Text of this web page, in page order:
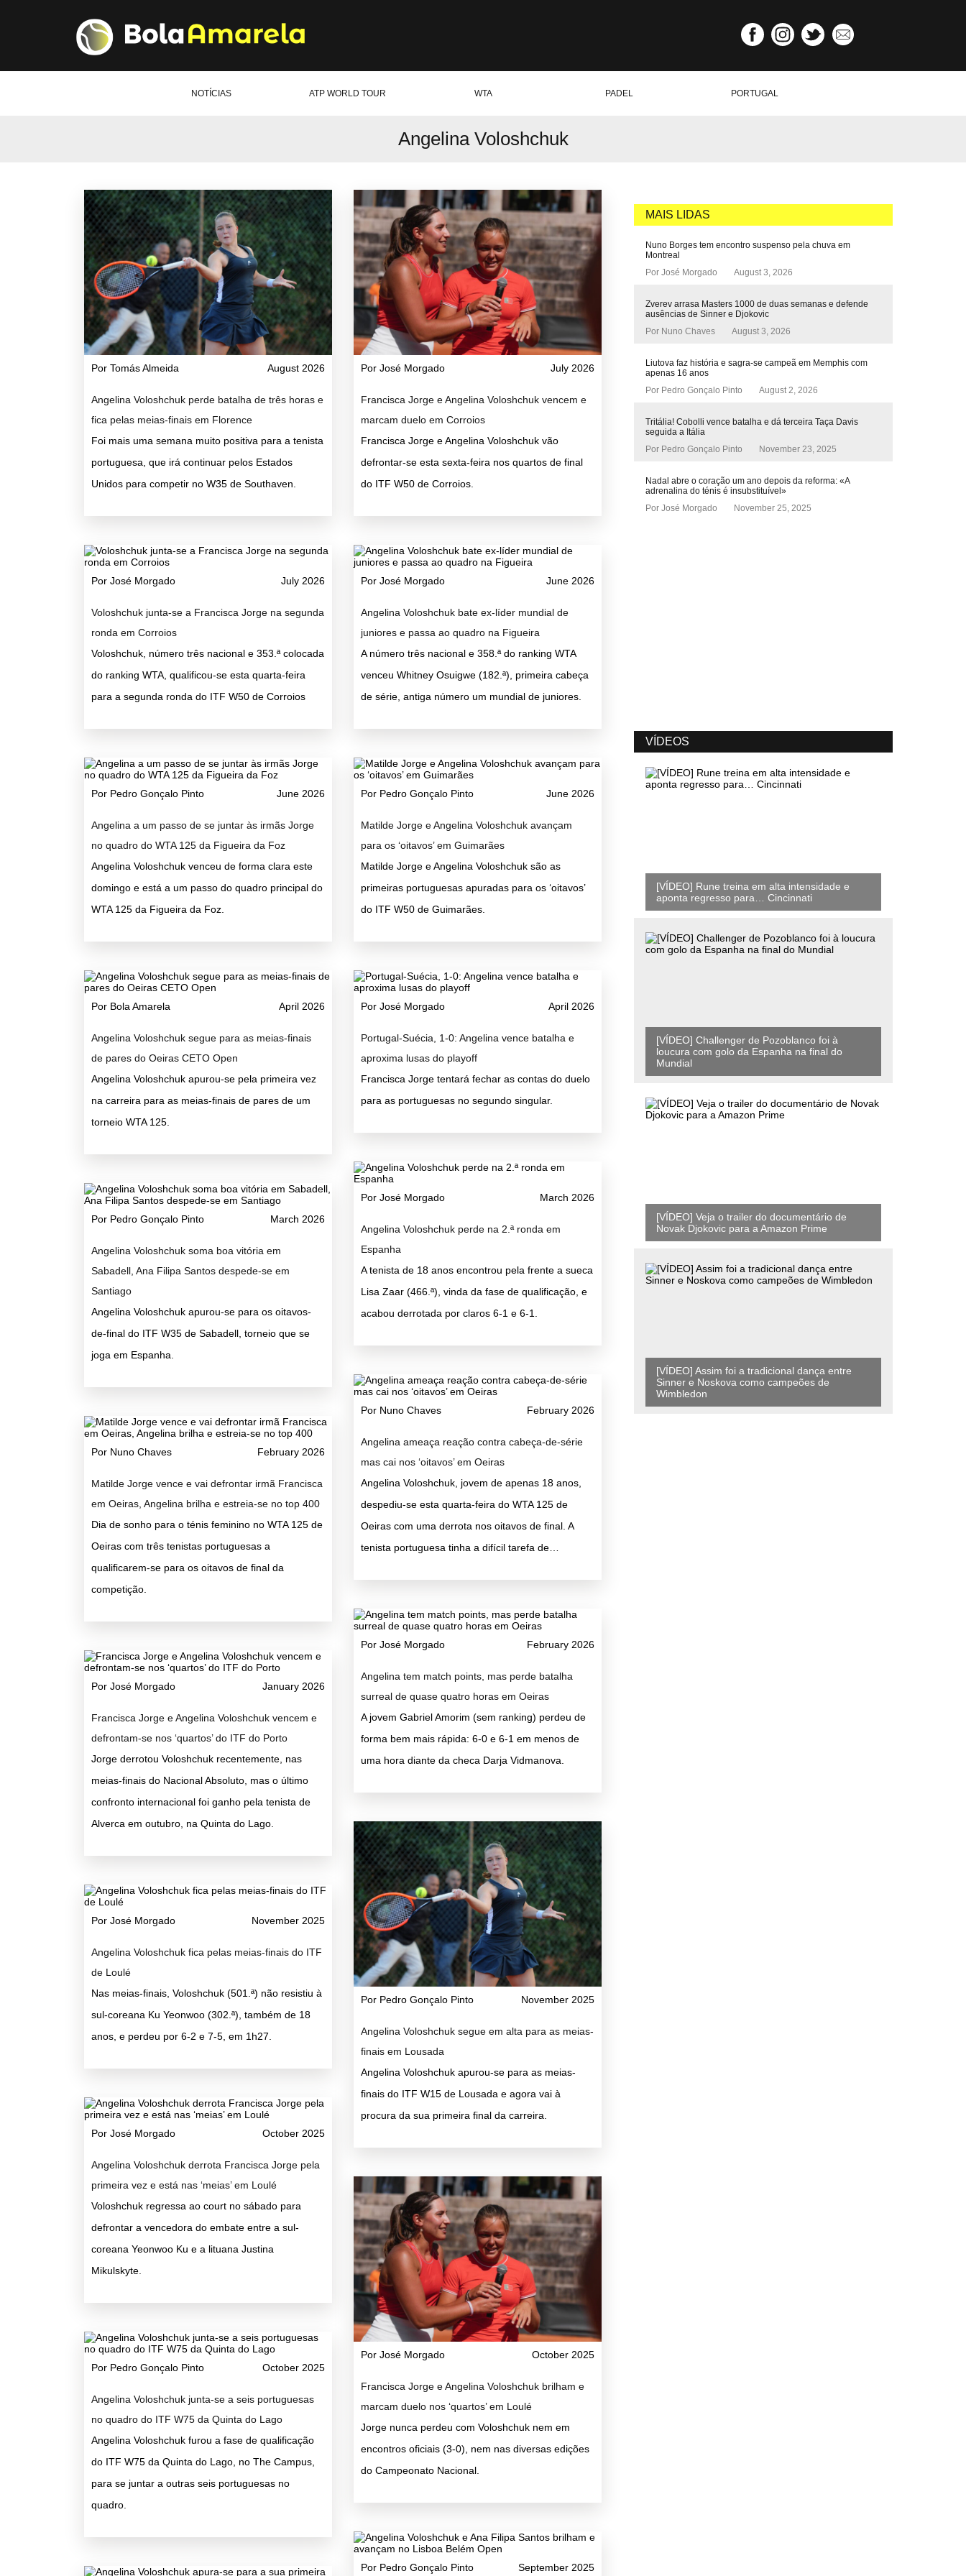
NOTÍCIAS ATP WORLD TOUR WTA PADEL PORTUGAL
Angelina Voloshchuk
Por Tomás Almeida August 2026
Angelina Voloshchuk perde batalha de três horas e
fica pelas meias-finais em Florence
Foi mais uma semana muito positiva para a tenista
portuguesa, que irá continuar pelos Estados
Unidos para competir no W35 de Southaven.
Por José Morgado July 2026
Francisca Jorge e Angelina Voloshchuk vencem e
marcam duelo em Corroios
Francisca Jorge e Angelina Voloshchuk vão
defrontar-se esta sexta-feira nos quartos de final
do ITF W50 de Corroios.
Por José Morgado July 2026
Voloshchuk junta-se a Francisca Jorge na segunda
ronda em Corroios
Voloshchuk, número três nacional e 353.ª colocada
do ranking WTA, qualificou-se esta quarta-feira
para a segunda ronda do ITF W50 de Corroios
Por José Morgado June 2026
Angelina Voloshchuk bate ex-líder mundial de
juniores e passa ao quadro na Figueira
A número três nacional e 358.ª do ranking WTA
venceu Whitney Osuigwe (182.ª), primeira cabeça
de série, antiga número um mundial de juniores.
Por Pedro Gonçalo Pinto June 2026
Angelina a um passo de se juntar às irmãs Jorge
no quadro do WTA 125 da Figueira da Foz
Angelina Voloshchuk venceu de forma clara este
domingo e está a um passo do quadro principal do
WTA 125 da Figueira da Foz.
Por Pedro Gonçalo Pinto June 2026
Matilde Jorge e Angelina Voloshchuk avançam
para os ‘oitavos’ em Guimarães
Matilde Jorge e Angelina Voloshchuk são as
primeiras portuguesas apuradas para os ‘oitavos’
do ITF W50 de Guimarães.
Por Bola Amarela April 2026
Angelina Voloshchuk segue para as meias-finais
de pares do Oeiras CETO Open
Angelina Voloshchuk apurou-se pela primeira vez
na carreira para as meias-finais de pares de um
torneio WTA 125.
Por José Morgado April 2026
Portugal-Suécia, 1-0: Angelina vence batalha e
aproxima lusas do playoff
Francisca Jorge tentará fechar as contas do duelo
para as portuguesas no segundo singular.
Por José Morgado March 2026
Angelina Voloshchuk perde na 2.ª ronda em
Espanha
A tenista de 18 anos encontrou pela frente a sueca
Lisa Zaar (466.ª), vinda da fase de qualificação, e
acabou derrotada por claros 6-1 e 6-1.
Por Pedro Gonçalo Pinto March 2026
Angelina Voloshchuk soma boa vitória em
Sabadell, Ana Filipa Santos despede-se em
Santiago
Angelina Voloshchuk apurou-se para os oitavos-
de-final do ITF W35 de Sabadell, torneio que se
joga em Espanha.
Por Nuno Chaves February 2026
Angelina ameaça reação contra cabeça-de-série
mas cai nos ‘oitavos’ em Oeiras
Angelina Voloshchuk, jovem de apenas 18 anos,
despediu-se esta quarta-feira do WTA 125 de
Oeiras com uma derrota nos oitavos de final. A
tenista portuguesa tinha a difícil tarefa de…
Por Nuno Chaves February 2026
Matilde Jorge vence e vai defrontar irmã Francisca
em Oeiras, Angelina brilha e estreia-se no top 400
Dia de sonho para o ténis feminino no WTA 125 de
Oeiras com três tenistas portuguesas a
qualificarem-se para os oitavos de final da
competição.
Por José Morgado February 2026
Angelina tem match points, mas perde batalha
surreal de quase quatro horas em Oeiras
A jovem Gabriel Amorim (sem ranking) perdeu de
forma bem mais rápida: 6-0 e 6-1 em menos de
uma hora diante da checa Darja Vidmanova.
Por José Morgado January 2026
Francisca Jorge e Angelina Voloshchuk vencem e
defrontam-se nos ‘quartos’ do ITF do Porto
Jorge derrotou Voloshchuk recentemente, nas
meias-finais do Nacional Absoluto, mas o último
confronto internacional foi ganho pela tenista de
Alverca em outubro, na Quinta do Lago.
Por Pedro Gonçalo Pinto November 2025
Angelina Voloshchuk segue em alta para as meias-
finais em Lousada
Angelina Voloshchuk apurou-se para as meias-
finais do ITF W15 de Lousada e agora vai à
procura da sua primeira final da carreira.
Por José Morgado November 2025
Angelina Voloshchuk fica pelas meias-finais do ITF
de Loulé
Nas meias-finais, Voloshchuk (501.ª) não resistiu à
sul-coreana Ku Yeonwoo (302.ª), também de 18
anos, e perdeu por 6-2 e 7-5, em 1h27.
Por José Morgado October 2025
Angelina Voloshchuk derrota Francisca Jorge pela
primeira vez e está nas ‘meias’ em Loulé
Voloshchuk regressa ao court no sábado para
defrontar a vencedora do embate entre a sul-
coreana Yeonwoo Ku e a lituana Justina
Mikulskyte.
Por José Morgado October 2025
Francisca Jorge e Angelina Voloshchuk brilham e
marcam duelo nos ‘quartos’ em Loulé
Jorge nunca perdeu com Voloshchuk nem em
encontros oficiais (3-0), nem nas diversas edições
do Campeonato Nacional.
Por Pedro Gonçalo Pinto October 2025
Angelina Voloshchuk junta-se a seis portuguesas
no quadro do ITF W75 da Quinta do Lago
Angelina Voloshchuk furou a fase de qualificação
do ITF W75 da Quinta do Lago, no The Campus,
para se juntar a outras seis portuguesas no
quadro.
Por Pedro Gonçalo Pinto September 2025
MAIS LIDAS
Nuno Borges tem encontro suspenso pela chuva em
Montreal
Por José Morgado August 3, 2026
Zverev arrasa Masters 1000 de duas semanas e defende
ausências de Sinner e Djokovic
Por Nuno Chaves August 3, 2026
Liutova faz história e sagra-se campeã em Memphis com
apenas 16 anos
Por Pedro Gonçalo Pinto August 2, 2026
Tritália! Cobolli vence batalha e dá terceira Taça Davis
seguida a Itália
Por Pedro Gonçalo Pinto November 23, 2025
Nadal abre o coração um ano depois da reforma: «A
adrenalina do ténis é insubstituível»
Por José Morgado November 25, 2025
VÍDEOS
[VÍDEO] Rune treina em alta intensidade e
aponta regresso para… Cincinnati
[VÍDEO] Challenger de Pozoblanco foi à
loucura com golo da Espanha na final do
Mundial
[VÍDEO] Veja o trailer do documentário de
Novak Djokovic para a Amazon Prime
[VÍDEO] Assim foi a tradicional dança entre
Sinner e Noskova como campeões de
Wimbledon